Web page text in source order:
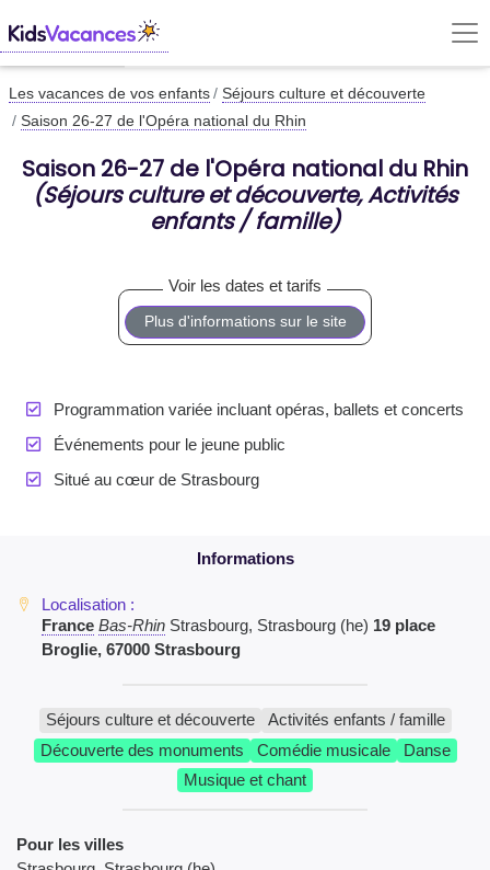
Les vacances de vos enfants
Séjours culture et découverte
Saison 26-27 de l'Opéra national du Rhin
Saison 26-27 de l'Opéra national du Rhin
(Séjours culture et découverte, Activités
enfants / famille)
Plus d'informations sur le site
Programmation variée incluant opéras, ballets et concerts
Événements pour le jeune public
Situé au cœur de Strasbourg
France Bas-Rhin Strasbourg, Strasbourg (he) 19 place
Broglie, 67000 Strasbourg
Séjours culture et découverte
Activités enfants / famille
Découverte des monuments
Comédie musicale
Danse
Musique et chant
Pour les villes